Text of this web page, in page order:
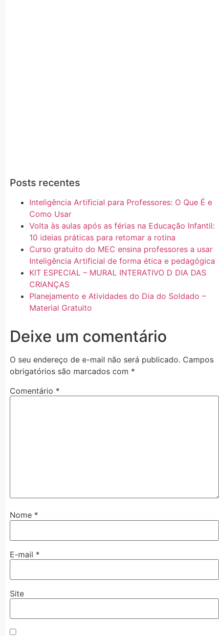
Posts recentes
Inteligência Artificial para Professores: O Que É e
Como Usar
Volta às aulas após as férias na Educação Infantil:
10 ideias práticas para retomar a rotina
Curso gratuito do MEC ensina professores a usar
Inteligência Artificial de forma ética e pedagógica
KIT ESPECIAL – MURAL INTERATIVO D DIA DAS
CRIANÇAS
Planejamento e Atividades do Dia do Soldado –
Material Gratuito
Deixe um comentário
O seu endereço de e-mail não será publicado. Campos
obrigatórios são marcados com *
Comentário *
Nome *
E-mail *
Site